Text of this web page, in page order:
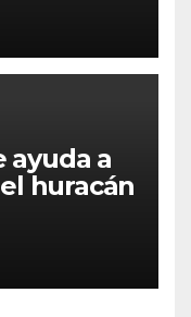
ayuda a
huracán